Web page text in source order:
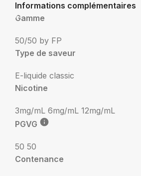
Informations complémentaires
Gamme
50/50 by FP
Type de saveur
E-liquide classic
Nicotine
3mg/mL 6mg/mL 12mg/mL
PGVG
50 50
Contenance